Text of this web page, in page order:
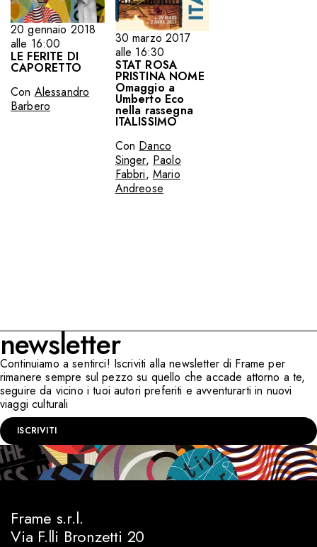
20 gennaio 2018
alle 16:00
LE FERITE DI
CAPORETTO
Con Alessandro
Barbero
30 marzo 2017
alle 16:30
STAT ROSA
PRISTINA NOME
Omaggio a
Umberto Eco
nella rassegna
ITALISSIMO
Con Danco
Singer, Paolo
Fabbri, Mario
Andreose
newsletter
Continuiamo a sentirci! Iscriviti alla newsletter di Frame per
rimanere sempre sul pezzo su quello che accade attorno a te,
seguire da vicino i tuoi autori preferiti e avventurarti in nuovi
viaggi culturali
ISCRIVITI
Frame s.r.l.
Via F.lli Bronzetti 20